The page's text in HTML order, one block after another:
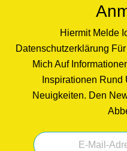
Hiermit Melde
Datenschutzerklärung
Mich Auf
Inspirationen
Neuigkeiten. Den